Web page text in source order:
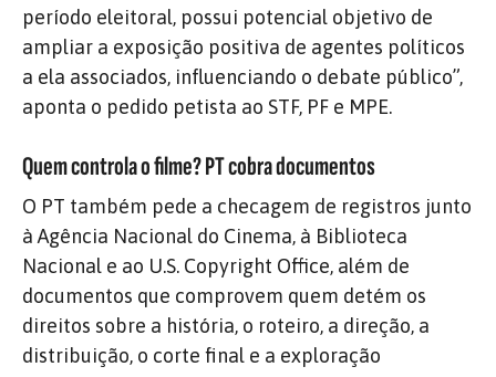
período eleitoral, possui potencial objetivo de
ampliar a exposição positiva de agentes políticos
a ela associados, influenciando o debate público”,
aponta o pedido petista ao STF, PF e MPE.
Quem controla o filme? PT cobra documentos
O PT também pede a checagem de registros junto
à Agência Nacional do Cinema, à Biblioteca
Nacional e ao U.S. Copyright Office, além de
documentos que comprovem quem detém os
direitos sobre a história, o roteiro, a direção, a
distribuição, o corte final e a exploração